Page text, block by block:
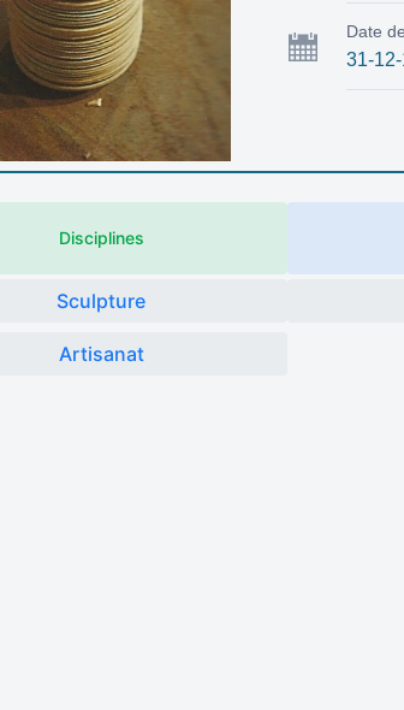
31-
Date
Disciplines
Sculpture
Artisanat